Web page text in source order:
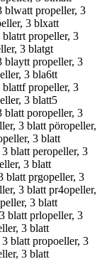
blwatt propeller, 3
3 blxatt
propeller, 3
3 blatgt
blaytt propeller, 3
3 bla6tt
propeller, 3
3 blatt5
blatt poropeller, 3
3 blatt pöropeller,
3 blatt
blatt peropeller, 3
3 blatt
blatt prgopeller, 3
3 blatt pr4opeller,
3 blatt
blatt prlopeller, 3
3 blatt
blatt propoeller, 3
3 blatt